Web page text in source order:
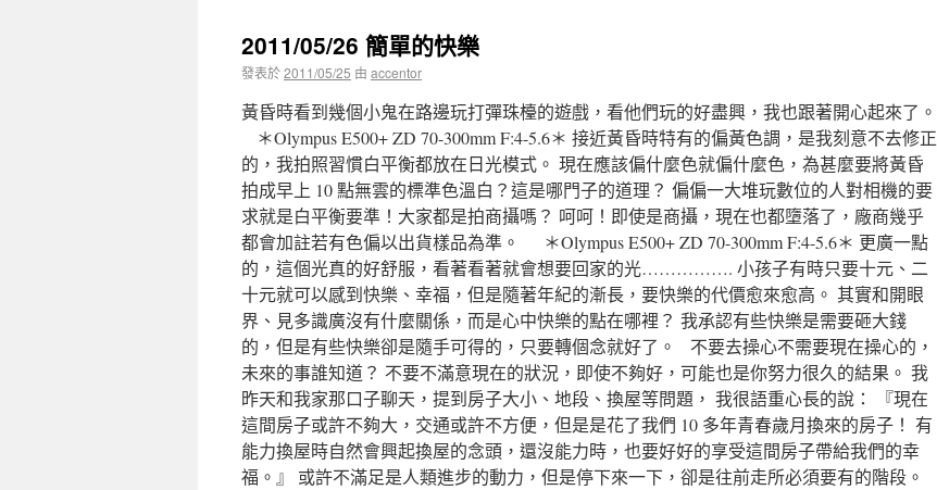
2011/05/26 簡單的快樂
發表於2011/05/25 由 accentor
黃昏時看到幾個小鬼在路邊玩打彈珠檯的遊戲，看他們玩的好盡興，我也跟著開心起來了。
＊Olympus E500+ ZD 70-300mm F:4-5.6＊ 接近黃昏時特有的偏黃色調，是我刻意不去修正
的，我拍照習慣白平衡都放在日光模式。 現在應該偏什麼色就偏什麼色，為甚麼要將黃昏
拍成早上 10 點無雲的標準色溫白？這是哪門子的道理？ 偏偏一大堆玩數位的人對相機的要
求就是白平衡要準！大家都是拍商攝嗎？ 呵呵！即使是商攝，現在也都墮落了，廠商幾乎
都會加註若有色偏以出貨樣品為準。 ＊Olympus E500+ ZD 70-300mm F:4-5.6＊ 更廣一點
的，這個光真的好舒服，看著看著就會想要回家的光……………. 小孩子有時只要十元、二
十元就可以感到快樂、幸福，但是隨著年紀的漸長，要快樂的代價愈來愈高。 其實和開眼
界、見多識廣沒有什麼關係，而是心中快樂的點在哪裡？ 我承認有些快樂是需要砸大錢
的，但是有些快樂卻是隨手可得的，只要轉個念就好了。 不要去操心不需要現在操心的，
未來的事誰知道？ 不要不滿意現在的狀況，即使不夠好，可能也是你努力很久的結果。 我
昨天和我家那口子聊天，提到房子大小、地段、換屋等問題， 我很語重心長的說： 『現在
這間房子或許不夠大，交通或許不方便，但是是花了我們 10 多年青春歲月換來的房子！ 有
能力換屋時自然會興起換屋的念頭，還沒能力時，也要好好的享受這間房子帶給我們的幸
福。』 或許不滿足是人類進步的動力，但是停下來一下，卻是往前走所必須要有的階段。